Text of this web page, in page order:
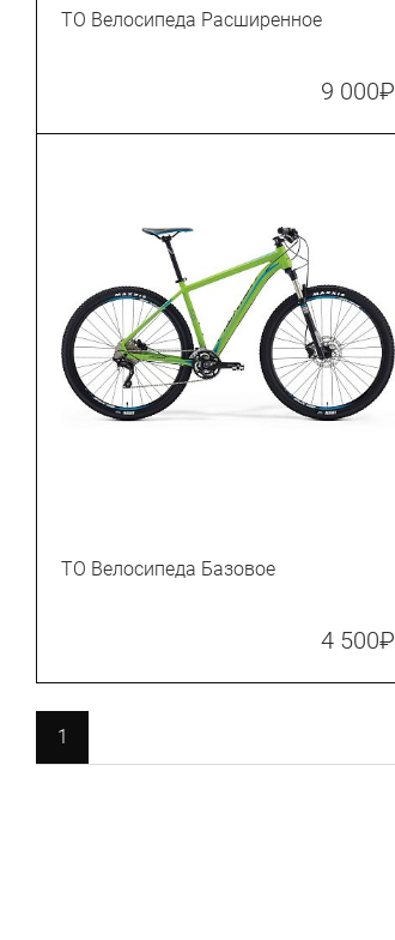
ТО Велосипеда Расширенное
9 000₽
ТО Велосипеда Базовое
4 500₽
1